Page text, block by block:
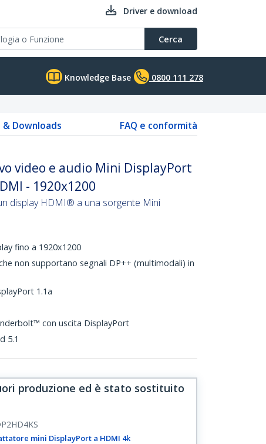
Driver e download
Cerca
Knowledge Base 0800 111 278
& Downloads
FAQ e conformità
video e audio Mini DisplayPort
- 1920x1200
display HDMI® a una sorgente Mini
fino a 1920x1200
non supportano segnali DP++ (multimodali) in
1.1a
con uscita DisplayPort
5.1
produzione ed è stato sostituito
mini DisplayPort a HDMI 4k